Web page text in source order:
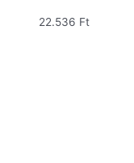
22.536 Ft